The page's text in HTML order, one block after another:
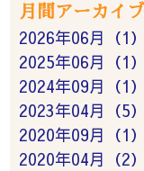
月間アーカイブ
2026年06月（1）
2025年06月（1）
2024年09月（1）
2023年04月（5）
2020年09月（1）
2020年04月（2）